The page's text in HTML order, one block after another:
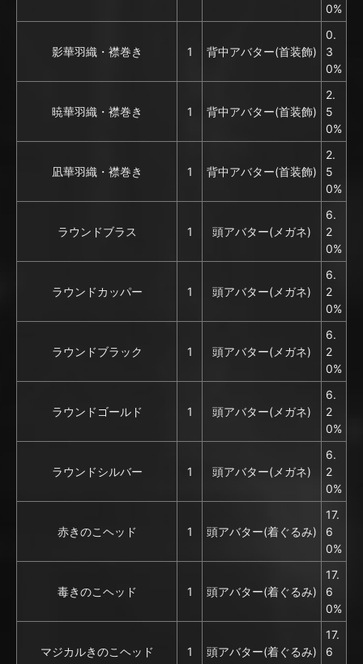
0%
影華羽織・襟巻き 1 背中アバター(首装飾)
0.
3
0%
暁華羽織・襟巻き 1 背中アバター(首装飾)
2.
5
0%
凪華羽織・襟巻き 1 背中アバター(首装飾)
2.
5
0%
ラウンドブラス 1 頭アバター(メガネ)
6.
2
0%
ラウンドカッパー 1 頭アバター(メガネ)
6.
2
0%
ラウンドブラック 1 頭アバター(メガネ)
6.
2
0%
ラウンドゴールド 1 頭アバター(メガネ)
6.
2
0%
ラウンドシルバー 1 頭アバター(メガネ)
6.
2
0%
赤きのこヘッド 1 頭アバター(着ぐるみ)
17.
6
0%
毒きのこヘッド 1 頭アバター(着ぐるみ)
17.
6
0%
マジカルきのこヘッド 1 頭アバター(着ぐるみ)
17.
6